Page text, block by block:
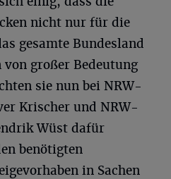
nicht nur für die
gesamte Bundesland
großer Bedeutung
sie nun bei NRW-
Krischer und NRW-
Wüst dafür
benötigten
in Sachen